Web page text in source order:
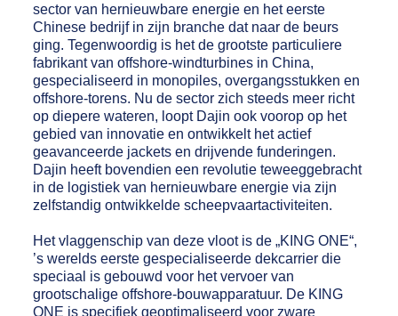
sector van hernieuwbare energie en het eerste
Chinese bedrijf in zijn branche dat naar de beurs
ging. Tegenwoordig is het de grootste particuliere
fabrikant van offshore-windturbines in China,
gespecialiseerd in monopiles, overgangsstukken en
offshore-torens. Nu de sector zich steeds meer richt
op diepere wateren, loopt Dajin ook voorop op het
gebied van innovatie en ontwikkelt het actief
geavanceerde jackets en drijvende funderingen.
Dajin heeft bovendien een revolutie teweeggebracht
in de logistiek van hernieuwbare energie via zijn
zelfstandig ontwikkelde scheepvaartactiviteiten.
Het vlaggenschip van deze vloot is de „KING ONE“,
’s werelds eerste gespecialiseerde dekcarrier die
speciaal is gebouwd voor het vervoer van
grootschalige offshore-bouwapparatuur. De KING
ONE is specifiek geoptimaliseerd voor zware